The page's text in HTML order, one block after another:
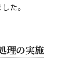
た。
理の実施